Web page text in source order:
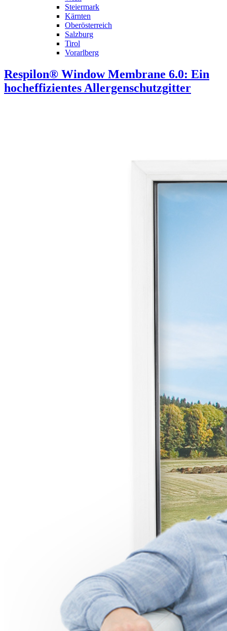
Steiermark
Kärnten
Oberösterreich
Salzburg
Tirol
Vorarlberg
Respilon® Window Membrane 6.0: Ein
hocheffizientes Allergenschutzgitter